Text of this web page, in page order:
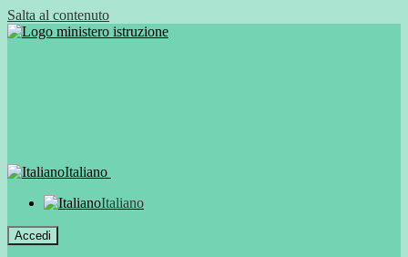
Salta al contenuto
Italiano
Italiano
Accedi